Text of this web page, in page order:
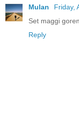
Mulan
Friday,
Set maggi
Reply